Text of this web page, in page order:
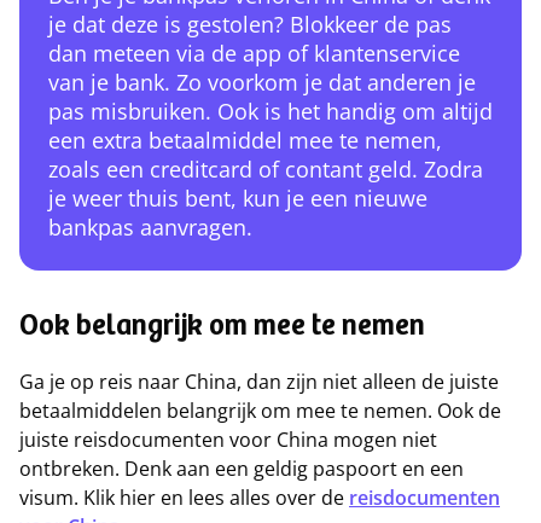
je dat deze is gestolen? Blokkeer de pas
dan meteen via de app of klantenservice
van je bank. Zo voorkom je dat anderen je
pas misbruiken. Ook is het handig om altijd
een extra betaalmiddel mee te nemen,
zoals een creditcard of contant geld. Zodra
je weer thuis bent, kun je een nieuwe
bankpas aanvragen.
Ook belangrijk om mee te nemen
Ga je op reis naar China, dan zijn niet alleen de juiste
betaalmiddelen belangrijk om mee te nemen. Ook de
juiste reisdocumenten voor China mogen niet
ontbreken. Denk aan een geldig paspoort en een
visum. Klik hier en lees alles over de reisdocumenten